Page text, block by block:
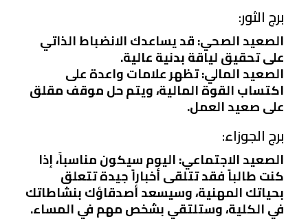
برج الثور:
الصعيد الصحي: قد يساعدك الانضباط الذاتي
على تحقيق لياقة بدنية عالية.
الصعيد المالي: تظهر علامات واعدة على
اكتساب القوة المالية، ويتم حل موقف مقلق
على صعيد العمل.
برج الجوزاء:
الصعيد الاجتماعي: اليوم سيكون مناسباً، إذا
كنت طالباً فقد تتلقى أخباراً جيدة تتعلق
بحياتك المهنية، وسيسعد أصدقاؤك بنشاطاتك
في الكلية، وستلتقي بشخص مهم في المساء.